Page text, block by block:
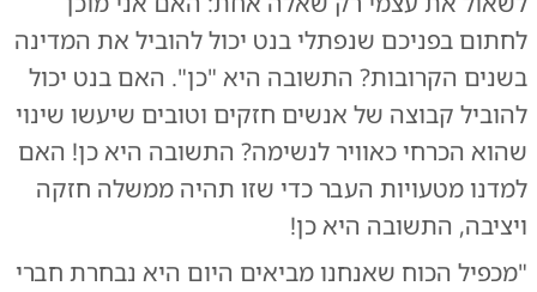
לחתום בפניכם שנפתלי בנט יכול להוביל את המדינה
בשנים הקרובות? התשובה היא "כן". האם בנט יכול
להוביל קבוצה של אנשים חזקים וטובים שיעשו שינוי
שהוא הכרחי כאוויר לנשימה? התשובה היא כן! האם
למדנו מטעויות העבר כדי שזו תהיה ממשלה חזקה
ויציבה, התשובה היא כן!
"מכפיל הכוח שאנחנו מביאים היום היא נבחרת חברי